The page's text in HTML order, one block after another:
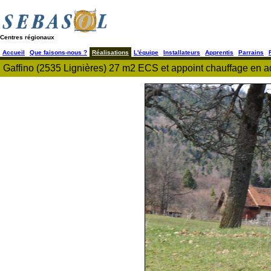
Centres régionaux
Accueil Que faisons-nous ? Réalisations L'équipe Installateurs Apprentis Parrains
Gaffino (2535 Lignières) 27 m2 ECS et appoint chauffage en